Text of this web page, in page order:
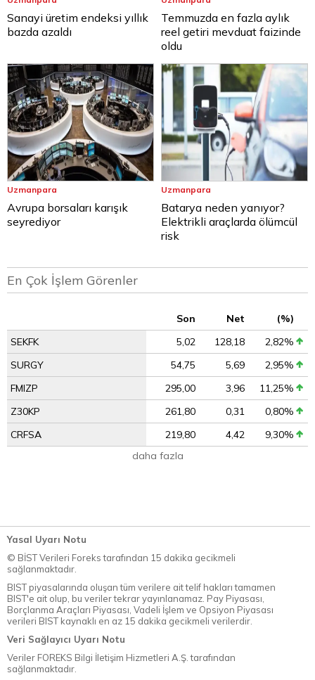
Sanayi üretim endeksi yıllık
bazda azaldı
Temmuzda en fazla aylık
reel getiri mevduat faizinde
oldu
Uzmanpara
Avrupa borsaları karışık
seyrediyor
Uzmanpara
Batarya neden yanıyor?
Elektrikli araçlarda ölümcül
risk
En Çok İşlem Görenler
Son Net
(%)
SEKFK
5,02 128,18
2,82%
SURGY
54,75 5,69
2,95%
FMIZP
295,00 3,96
11,25%
Z30KP
261,80 0,31
0,80%
CRFSA
219,80 4,42
9,30%
daha fazla
Yasal Uyarı Notu
© BİST Verileri Foreks tarafından 15 dakika gecikmeli
sağlanmaktadır.
BIST piyasalarında oluşan tüm verilere ait telif hakları tamamen
BIST'e ait olup, bu veriler tekrar yayınlanamaz. Pay Piyasası,
Borçlanma Araçları Piyasası, Vadeli İşlem ve Opsiyon Piyasası
verileri BIST kaynaklı en az 15 dakika gecikmeli verilerdir.
Veri Sağlayıcı Uyarı Notu
Veriler FOREKS Bilgi İletişim Hizmetleri A.Ş. tarafından
sağlanmaktadır.